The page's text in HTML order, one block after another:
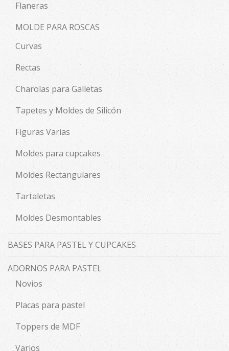
Flaneras
MOLDE PARA ROSCAS
Curvas
Rectas
Charolas para Galletas
Tapetes y Moldes de Silicón
Figuras Varias
Moldes para cupcakes
Moldes Rectangulares
Tartaletas
Moldes Desmontables
BASES PARA PASTEL Y CUPCAKES
ADORNOS PARA PASTEL
Novios
Placas para pastel
Toppers de MDF
Varios